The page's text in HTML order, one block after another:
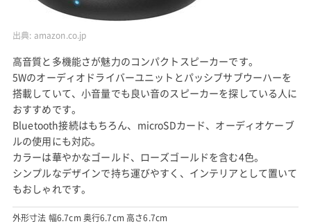
出典: amazon.co.jp
高音質と多機能さが魅力のコンパクトスピーカーです。
5Wのオーディオドライバーユニットとパッシブサブウーハーを
搭載していて、小音量でも良い音のスピーカーを探している人に
おすすめです。
Bluetooth接続はもちろん、microSDカード、オーディオケーブ
ルの使用にも対応。
カラーは華やかなゴールド、ローズゴールドを含む4色。
シンプルなデザインで持ち運びやすく、インテリアとして置いて
もおしゃれです。
外形寸法 幅6.7cm 奥行6.7cm 高さ6.7cm